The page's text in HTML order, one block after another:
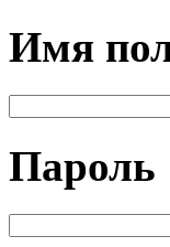
Имя
Пароль